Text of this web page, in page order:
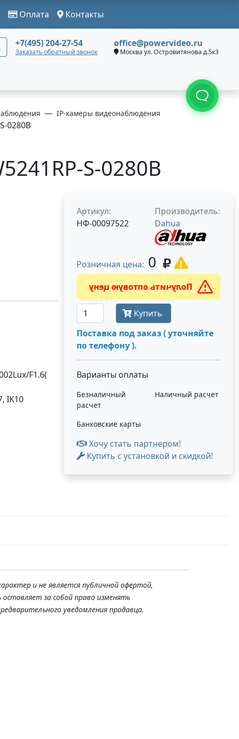
Оплата Контакты
+7(495) 204-27-54
Заказать обратный звонок
office@powervideo.ru
Москва ул. Островитянова д.5к3
IP-камеры видеонаблюдения
0280B
S-0280B
F1.6(
IK10
Артикул:
НФ-00097522
Производитель:
Dahua
Розничная цена: 0
Получить оптовую цену
Купить
Поставка под заказ ( уточняйте
по телефону ).
Варианты оплаты
Безналичный
расчет
Наличный расчет
Банковские карты
Хочу стать партнером!
Купить с установкой и скидкой!
и не является публичной офертой,
за собой право изменять
уведомления продавца.